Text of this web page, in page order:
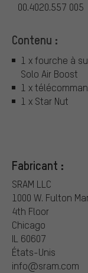
00.4020.557 005
Contenu :
1 x fourche à
Solo Air Boost
1 x
1 x Star Nut
Fabricant :
SRAM LLC
1000 W. Fulton
4th Floor
Chicago
IL 60607
États-Unis
info@sram.com